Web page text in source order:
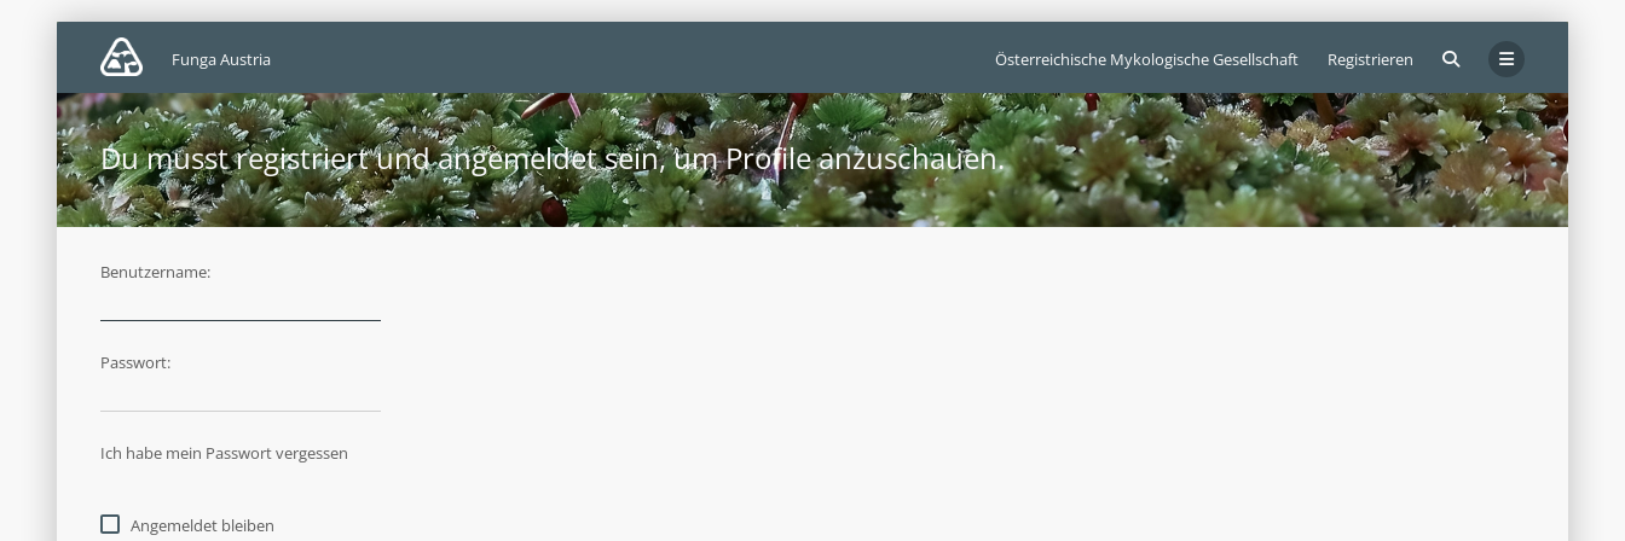
Österreichische Mykologische Gesellschaft Registrieren
Funga Austria
Du musst registriert und angemeldet sein, um Profile anzuschauen.
Benutzername:
Passwort:
Ich habe mein Passwort vergessen
Angemeldet bleiben